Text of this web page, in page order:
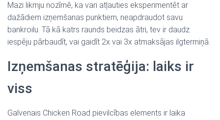
Mazi likmju nozīmē, ka vari atļauties eksperimentēt ar
dažādiem izņemšanas punktiem, neapdraudot savu
bankroilu. Tā kā katrs raunds beidzas ātri, tev ir daudz
iespēju pārbaudīt, vai gaidīt 2x vai 3x atmaksājas ilgtermiņā.
Izņemšanas stratēģija: laiks ir
viss
Galvenais Chicken Road pievilcības elements ir laika